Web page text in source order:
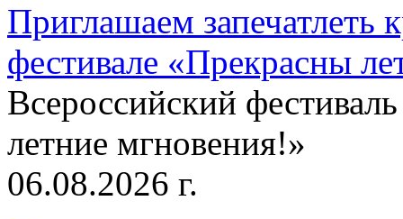
Приглашаем запечатлеть
фестивале «Прекрасны
Всероссийский
летние мгновения!»
06.08.2026 г.